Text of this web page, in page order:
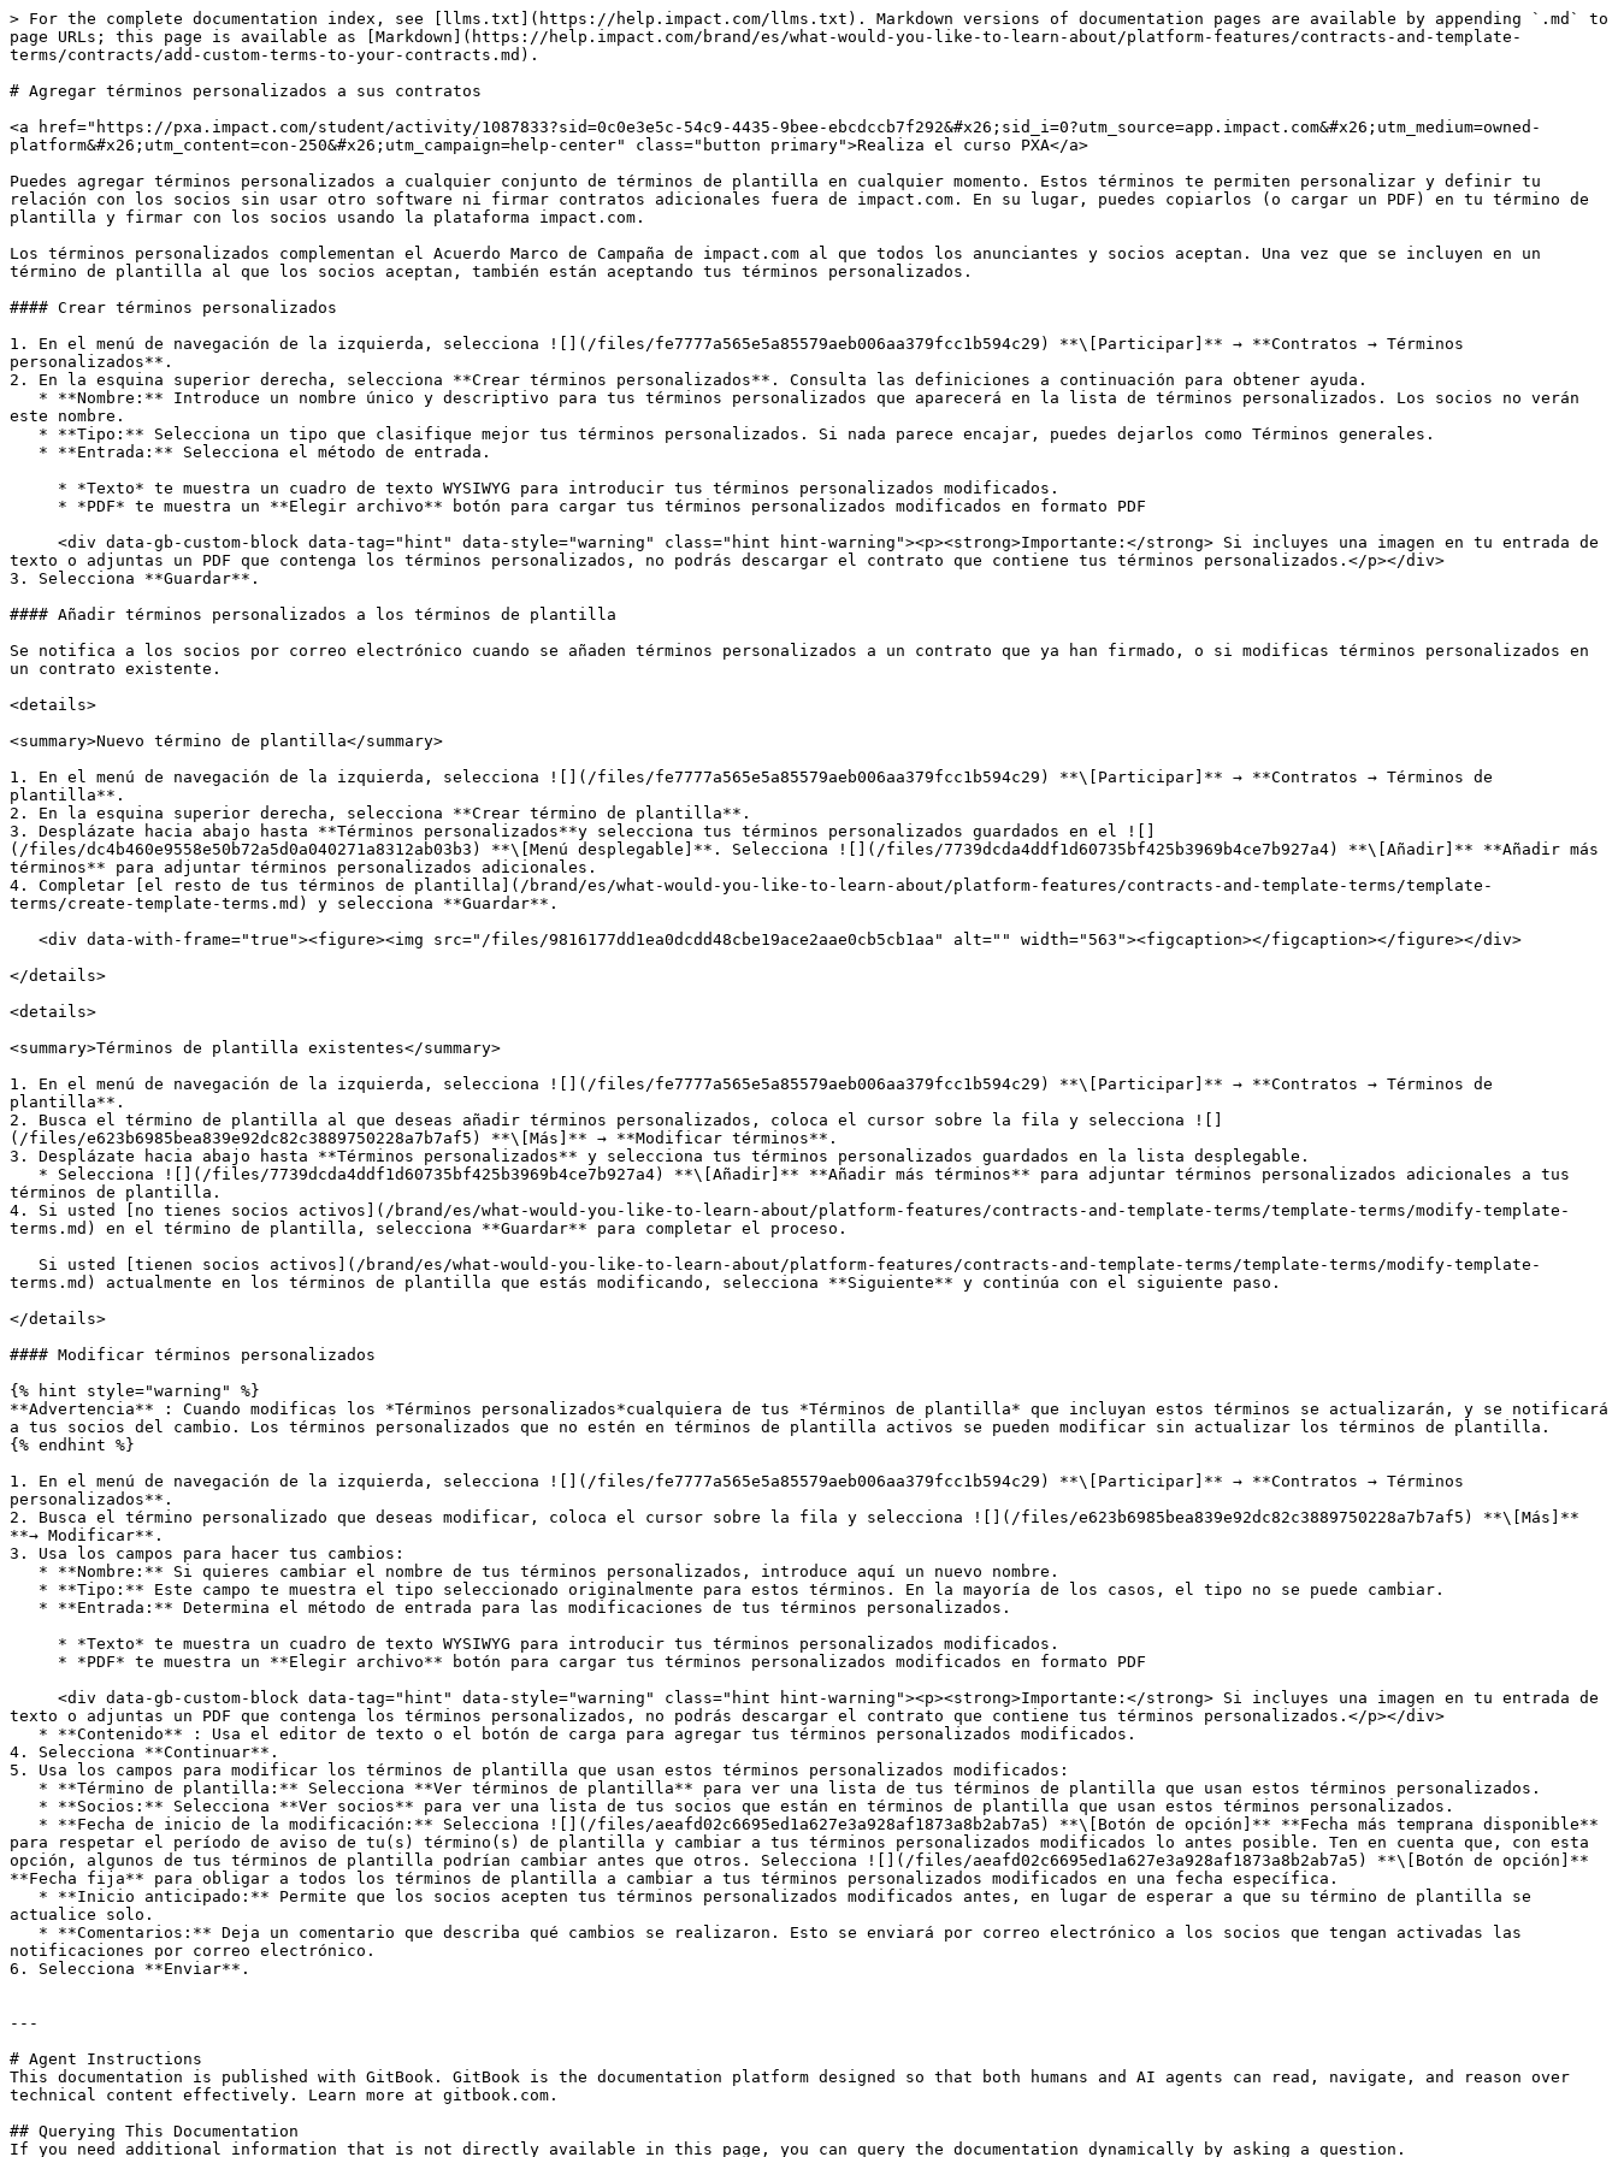
> For the complete documentation index, see [llms.txt](https://help.impact.com/llms.txt). Markdown versions of documentation pages are available by appending `.md` to
page URLs; this page is available as [Markdown](https://help.impact.com/brand/es/what-would-you-like-to-learn-about/platform-features/contracts-and-template-
terms/contracts/add-custom-terms-to-your-contracts.md).
# Agregar términos personalizados a sus contratos
<a href="https://pxa.impact.com/student/activity/1087833?sid=0c0e3e5c-54c9-4435-9bee-ebcdccb7f292&#x26;sid_i=0?utm_source=app.impact.com&#x26;utm_medium=owned-
platform&#x26;utm_content=con-250&#x26;utm_campaign=help-center" class="button primary">Realiza el curso PXA</a>
Puedes agregar términos personalizados a cualquier conjunto de términos de plantilla en cualquier momento. Estos términos te permiten personalizar y definir tu
relación con los socios sin usar otro software ni firmar contratos adicionales fuera de impact.com. En su lugar, puedes copiarlos (o cargar un PDF) en tu término de
plantilla y firmar con los socios usando la plataforma impact.com.
Los términos personalizados complementan el Acuerdo Marco de Campaña de impact.com al que todos los anunciantes y socios aceptan. Una vez que se incluyen en un
término de plantilla al que los socios aceptan, también están aceptando tus términos personalizados.
#### Crear términos personalizados
1. En el menú de navegación de la izquierda, selecciona ![](/files/fe7777a565e5a85579aeb006aa379fcc1b594c29) **\[Participar]** → **Contratos → Términos
personalizados**.
2. En la esquina superior derecha, selecciona **Crear términos personalizados**. Consulta las definiciones a continuación para obtener ayuda.
este nombre.
texto o adjuntas un PDF que contenga los términos personalizados, no podrás descargar el contrato que contiene tus términos personalizados.</p></div>
3. Selecciona **Guardar**.
#### Añadir términos personalizados a los términos de plantilla
Se notifica a los socios por correo electrónico cuando se añaden términos personalizados a un contrato que ya han firmado, o si modificas términos personalizados en
un contrato existente.
<details>
<summary>Nuevo término de plantilla</summary>
1. En el menú de navegación de la izquierda, selecciona ![](/files/fe7777a565e5a85579aeb006aa379fcc1b594c29) **\[Participar]** → **Contratos → Términos de
plantilla**.
2. En la esquina superior derecha, selecciona **Crear término de plantilla**.
3. Desplázate hacia abajo hasta **Términos personalizados**y selecciona tus términos personalizados guardados en el ![]
(/files/dc4b460e9558e50b72a5d0a040271a8312ab03b3) **\[Menú desplegable]**. Selecciona ![](/files/7739dcda4ddf1d60735bf425b3969b4ce7b927a4) **\[Añadir]** **Añadir más
términos** para adjuntar términos personalizados adicionales.
4. Completar [el resto de tus términos de plantilla](/brand/es/what-would-you-like-to-learn-about/platform-features/contracts-and-template-terms/template-
terms/create-template-terms.md) y selecciona **Guardar**.
</details>
<details>
<summary>Términos de plantilla existentes</summary>
1. En el menú de navegación de la izquierda, selecciona ![](/files/fe7777a565e5a85579aeb006aa379fcc1b594c29) **\[Participar]** → **Contratos → Términos de
plantilla**.
2. Busca el término de plantilla al que deseas añadir términos personalizados, coloca el cursor sobre la fila y selecciona ![]
(/files/e623b6985bea839e92dc82c3889750228a7b7af5) **\[Más]** → **Modificar términos**.
3. Desplázate hacia abajo hasta **Términos personalizados** y selecciona tus términos personalizados guardados en la lista desplegable.
términos de plantilla.
4. Si usted [no tienes socios activos](/brand/es/what-would-you-like-to-learn-about/platform-features/contracts-and-template-terms/template-terms/modify-template-
terms.md) en el término de plantilla, selecciona **Guardar** para completar el proceso.
terms.md) actualmente en los términos de plantilla que estás modificando, selecciona **Siguiente** y continúa con el siguiente paso.
</details>
#### Modificar términos personalizados
{% hint style="warning" %}
**Advertencia** : Cuando modificas los *Términos personalizados*cualquiera de tus *Términos de plantilla* que incluyan estos términos se actualizarán, y se notificará
a tus socios del cambio. Los términos personalizados que no estén en términos de plantilla activos se pueden modificar sin actualizar los términos de plantilla.
{% endhint %}
1. En el menú de navegación de la izquierda, selecciona ![](/files/fe7777a565e5a85579aeb006aa379fcc1b594c29) **\[Participar]** → **Contratos → Términos
personalizados**.
2. Busca el término personalizado que deseas modificar, coloca el cursor sobre la fila y selecciona ![](/files/e623b6985bea839e92dc82c3889750228a7b7af5) **\[Más]**
**→ Modificar**.
3. Usa los campos para hacer tus cambios:
texto o adjuntas un PDF que contenga los términos personalizados, no podrás descargar el contrato que contiene tus términos personalizados.</p></div>
4. Selecciona **Continuar**.
5. Usa los campos para modificar los términos de plantilla que usan estos términos personalizados modificados:
para respetar el período de aviso de tu(s) término(s) de plantilla y cambiar a tus términos personalizados modificados lo antes posible. Ten en cuenta que, con esta
opción, algunos de tus términos de plantilla podrían cambiar antes que otros. Selecciona ![](/files/aeafd02c6695ed1a627e3a928af1873a8b2ab7a5) **\[Botón de opción]**
**Fecha fija** para obligar a todos los términos de plantilla a cambiar a tus términos personalizados modificados en una fecha específica.
actualice solo.
notificaciones por correo electrónico.
6. Selecciona **Enviar**.
---
# Agent Instructions
This documentation is published with GitBook. GitBook is the documentation platform designed so that both humans and AI agents can read, navigate, and reason over
technical content effectively. Learn more at gitbook.com.
## Querying This Documentation
If you need additional information that is not directly available in this page, you can query the documentation dynamically by asking a question.